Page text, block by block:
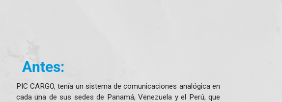
Antes:
PIC CARGO, tenía un sistema de comunicaciones analógica en
cada una de sus sedes de Panamá, Venezuela y el Perú, que